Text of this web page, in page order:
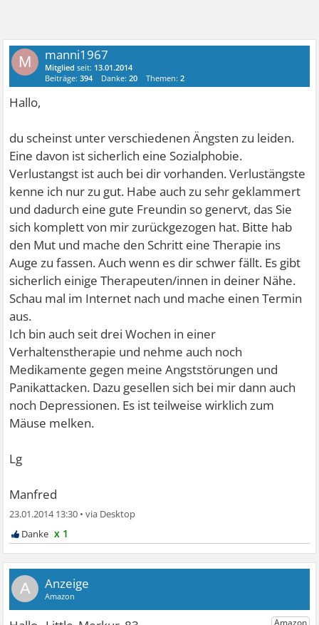
M manni1967
Mitglied seit: 13.01.2014
Beiträge:394 Danke:20 Themen:2
Hallo,
du scheinst unter verschiedenen Ängsten zu leiden.
Eine davon ist sicherlich eine Sozialphobie.
Verlustangst ist auch bei dir vorhanden. Verlustängste
kenne ich nur zu gut. Habe auch zu sehr geklammert
und dadurch eine gute Freundin so genervt, das Sie
sich komplett von mir zurückgezogen hat. Bitte hab
den Mut und mache den Schritt eine Therapie ins
Auge zu fassen. Auch wenn es dir schwer fällt. Es gibt
sicherlich einige Therapeuten/innen in deiner Nähe.
Schau mal im Internet nach und mache einen Termin
aus.
Ich bin auch seit drei Wochen in einer
Verhaltenstherapie und nehme auch noch
Medikamente gegen meine Angststörungen und
Panikattacken. Dazu gesellen sich bei mir dann auch
noch Depressionen. Es ist teilweise wirklich zum
Mäuse melken.
Lg
Manfred
23.01.2014 13:30 •
x 1
A